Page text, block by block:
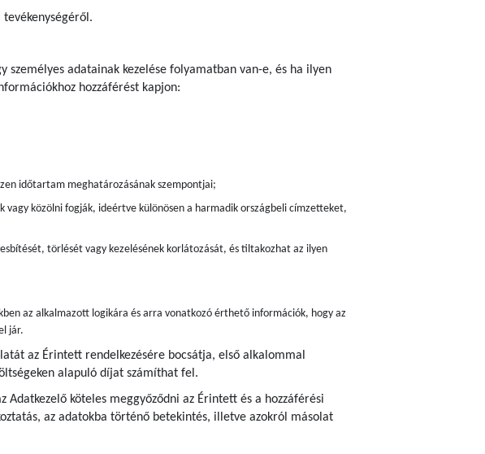
adatainak kezelése folyamatban van-e, és ha ilyen
hozzáférést kapjon:
időtartam meghatározásának szempontjai;
közölni fogják, ideértve különösen a harmadik országbeli címzetteket,
törlését vagy kezelésének korlátozását, és tiltakozhat az ilyen
az alkalmazott logikára és arra vonatkozó érthető információk, hogy az
jár.
az Érintett rendelkezésére bocsátja, első alkalommal
alapuló díjat számíthat fel.
köteles meggyőződni az Érintett és a hozzáférési
az adatokba történő betekintés, illetve azokról másolat